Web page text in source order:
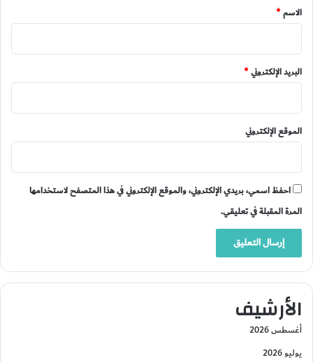
*
الاسم*
البريد الإلكتروني*
الموقع الإلكتروني
احفظ اسمي، بريدي الإلكتروني، والموقع الإلكتروني في هذا المتصفح لاستخدامها
المرة المقبلة في تعليقي.
الأرشيف
أغسطس 2026
يوليو 2026